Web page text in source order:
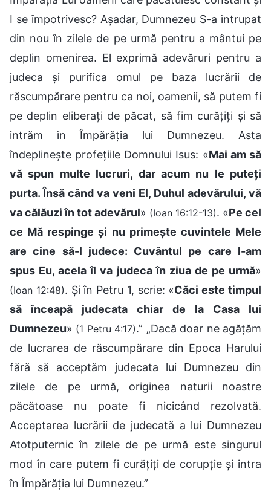
I se împotrivesc? Așadar, Dumnezeu S-a întrupat
din nou în zilele de pe urmă pentru a mântui pe
deplin omenirea. El exprimă adevăruri pentru a
judeca și purifica omul pe baza lucrării de
răscumpărare pentru ca noi, oamenii, să putem fi
pe deplin eliberați de păcat, să fim curățiți și să
intrăm în Împărăția lui Dumnezeu. Asta
îndeplinește profețiile Domnului Isus: «Mai am să
vă spun multe lucruri, dar acum nu le puteţi
purta. Însă când va veni El, Duhul adevărului, vă
va călăuzi în tot adevărul» (Ioan 16:12-13). «Pe cel
ce Mă respinge şi nu primeşte cuvintele Mele
are cine să-l judece: Cuvântul pe care l-am
spus Eu, acela îl va judeca în ziua de pe urmă»
(Ioan 12:48). Și în Petru 1, scrie: «Căci este timpul
să înceapă judecata chiar de la Casa lui
Dumnezeu» (1 Petru 4:17).” „Dacă doar ne agățăm
de lucrarea de răscumpărare din Epoca Harului
fără să acceptăm judecata lui Dumnezeu din
zilele de pe urmă, originea naturii noastre
păcătoase nu poate fi nicicând rezolvată.
Acceptarea lucrării de judecată a lui Dumnezeu
Atotputernic în zilele de pe urmă este singurul
mod în care putem fi curățiți de corupție și intra
în Împărăția lui Dumnezeu.”